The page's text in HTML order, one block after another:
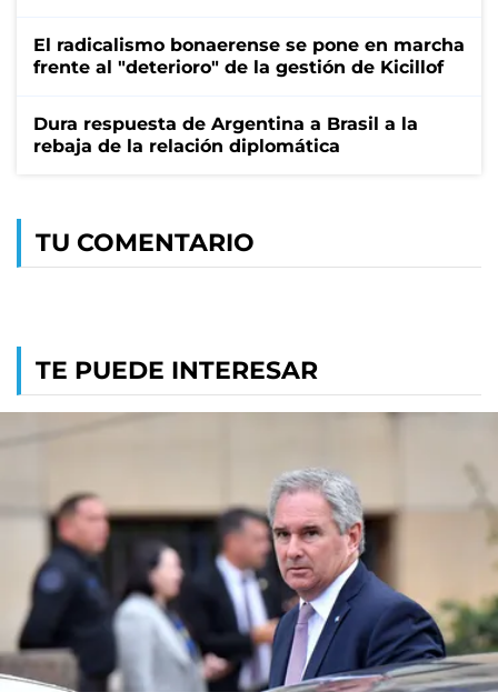
El radicalismo bonaerense se pone en marcha
frente al "deterioro" de la gestión de Kicillof
Dura respuesta de Argentina a Brasil a la
rebaja de la relación diplomática
TU COMENTARIO
TE PUEDE INTERESAR